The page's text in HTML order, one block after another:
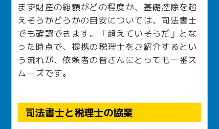
まず財産の総額がどの程度か、基礎控除を超
えそうかどうかの目安については、司法書士
でも確認できます。「超えていそうだ」とな
った時点で、提携の税理士をご紹介するとい
う流れが、依頼者の皆さんにとっても一番ス
ムーズです。
司法書士と税理士の協業